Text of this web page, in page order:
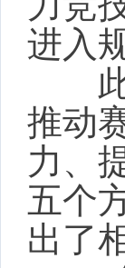
进入
此
推动
力、
五个
出了